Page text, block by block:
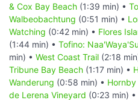
& Cox Bay Beach (1:39 min) •
Walbeobachtung (0:51 min) •
Watching (0:42 min) • Flores
(1:44 min) • Tofino:
min) • West Coast Trail (2:18
Tribune Bay Beach (1:17 min) •
Wanderung (0:58 min) •
de Lerena Vineyard (0:23 min) •